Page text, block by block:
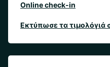
Online check-in
Εκτύπωσε τα τιμολόγιά